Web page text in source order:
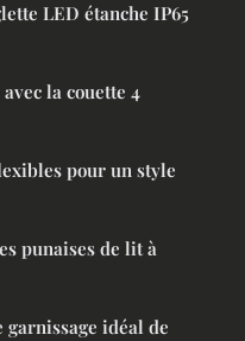
LED étanche IP65
la couette 4
pour un style
punaises de lit à
idéal de